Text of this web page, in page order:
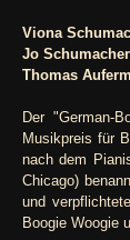
Viona
Jo Schumacher
Thomas
Der "German-
Musikpreis für
nach dem
Chicago)
und
Boogie Woogie